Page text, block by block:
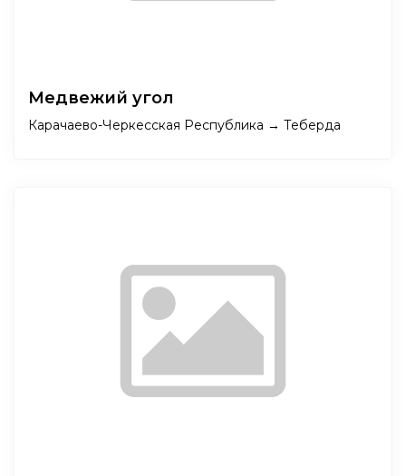
Медвежий угол
Карачаево-Черкесская Республика → Теберда